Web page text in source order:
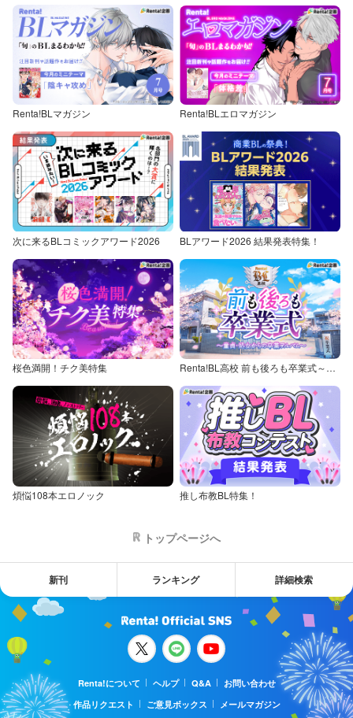
Renta!BLマガジン Renta!BLエロマガジン
次に来るBLコミックアワード2026 BLアワード2026 結果発表特集！
桜色満開！チク美特集 Renta!BL高校 前も後ろも卒業式～童貞・処女からの卒業アルバム～
煩悩108本エロノック 推し布教BL特集！
トップページへ
新刊 ランキング 詳細検索
Renta!について ヘルプ Q&A
お問い合わせ
作品リクエスト
ご意見ボックス メールマガジン